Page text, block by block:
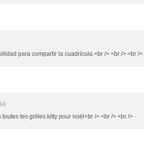
para compartir la cuadrícula.<br /> <br /> <br />
tes grilles kitty pour noël<br /> <br /> <br />